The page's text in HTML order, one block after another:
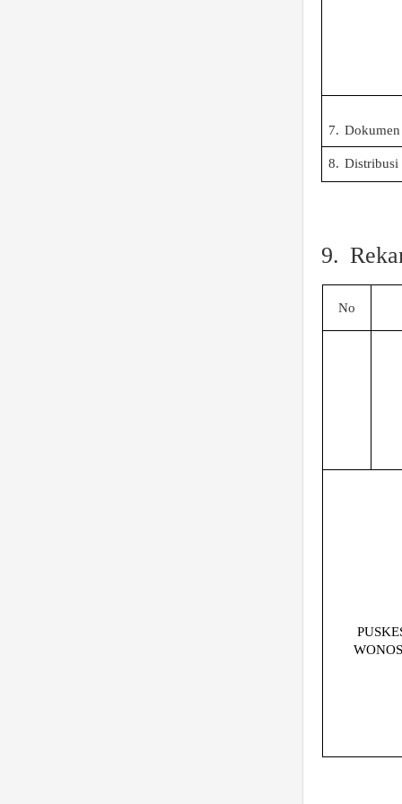
7.
8. Distribusi
9.
No